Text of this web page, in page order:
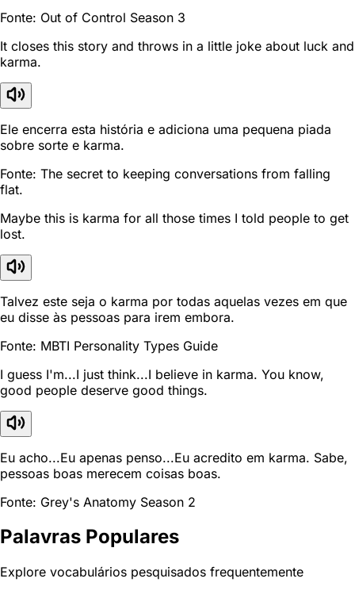
Fonte: Out of Control Season 3
It closes this story and throws in a little joke about luck and
karma.
Ele encerra esta história e adiciona uma pequena piada
sobre sorte e karma.
Fonte: The secret to keeping conversations from falling
flat.
Maybe this is karma for all those times I told people to get
lost.
Talvez este seja o karma por todas aquelas vezes em que
eu disse às pessoas para irem embora.
Fonte: MBTI Personality Types Guide
I guess I'm...I just think...I believe in karma. You know,
good people deserve good things.
Eu acho...Eu apenas penso...Eu acredito em karma. Sabe,
pessoas boas merecem coisas boas.
Fonte: Grey's Anatomy Season 2
Palavras Populares
Explore vocabulários pesquisados frequentemente